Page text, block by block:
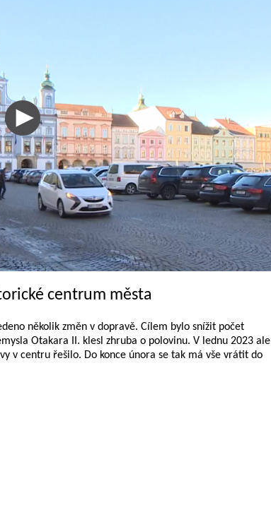
centrum města
několik změn v dopravě. Cílem bylo snížit počet
Otakara II. klesl zhruba o polovinu. V lednu 2023 ale
v centru řešilo. Do konce února se tak má vše vrátit do